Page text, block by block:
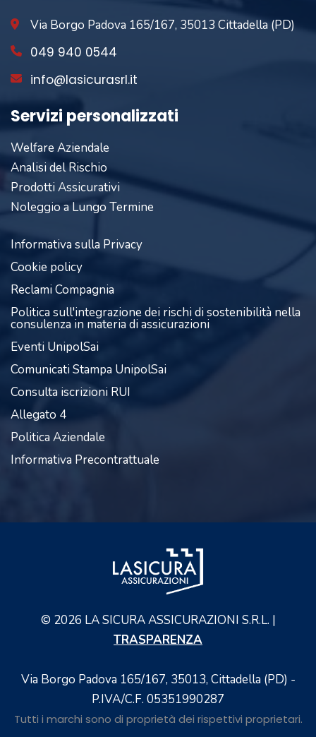
Via Borgo Padova 165/167, 35013 Cittadella (PD)
049 940 0544
info@lasicurasrl.it
Servizi personalizzati
Welfare Aziendale
Analisi del Rischio
Prodotti Assicurativi
Noleggio a Lungo Termine
Informativa sulla Privacy
Cookie policy
Reclami Compagnia
Politica sull'integrazione dei rischi di sostenibilità nella
consulenza in materia di assicurazioni
Eventi UnipolSai
Comunicati Stampa UnipolSai
Consulta iscrizioni RUI
Allegato 4
Politica Aziendale
Informativa Precontrattuale
© 2026 LA SICURA ASSICURAZIONI S.R.L. |
TRASPARENZA
Via Borgo Padova 165/167, 35013, Cittadella (PD) -
P.IVA/C.F. 05351990287
Tutti i marchi sono di proprietà dei rispettivi proprietari.